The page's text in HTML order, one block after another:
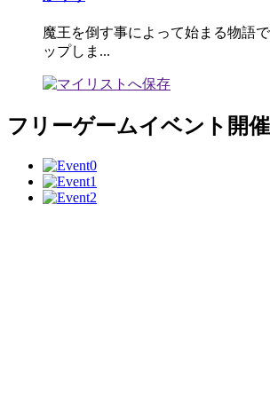
魔王を倒す事によって始まる物語
ップしま...
フリーゲームイベント開催